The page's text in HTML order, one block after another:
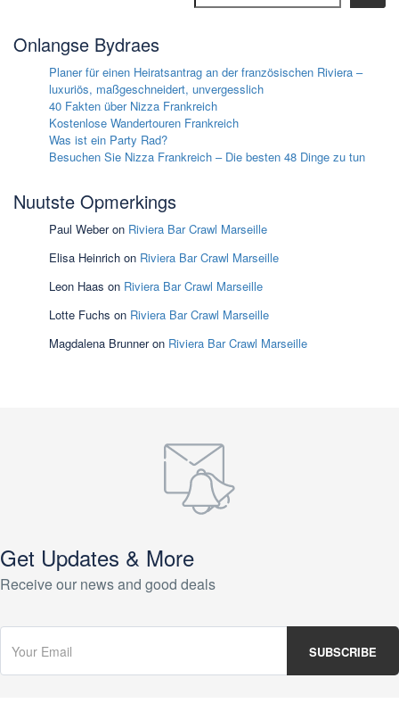
Onlangse Bydraes
Planer für einen Heiratsantrag an der französischen Riviera –
luxuriös, maßgeschneidert, unvergesslich
40 Fakten über Nizza Frankreich
Kostenlose Wandertouren Frankreich
Was ist ein Party Rad?
Besuchen Sie Nizza Frankreich – Die besten 48 Dinge zu tun
Nuutste Opmerkings
Paul Weberon Riviera Bar Crawl Marseille
Elisa Heinrich on Riviera Bar Crawl Marseille
Leon Haas on Riviera Bar Crawl Marseille
Lotte Fuchs on Riviera Bar Crawl Marseille
Magdalena Brunneron Riviera Bar Crawl Marseille
Get Updates & More
Receive our news and good deals